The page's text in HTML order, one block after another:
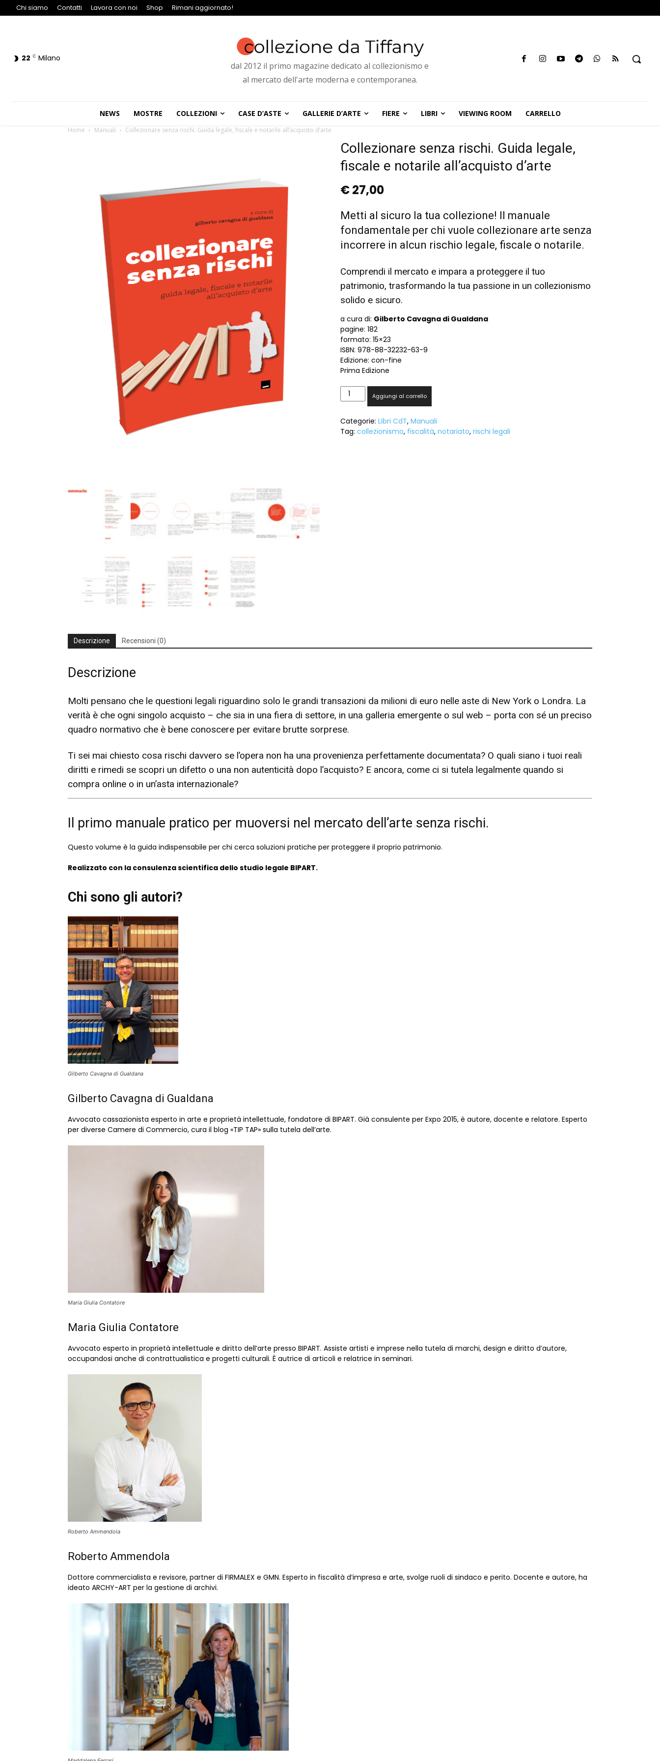
Chi siamo Contatti Lavora con noi Shop Rimani aggiornato!
22 C Milano
dal 2012 il primo magazine dedicato al collezionismo e
al mercato dell'arte moderna e contemporanea.
NEWS MOSTRE COLLEZIONI CASE D’ASTE GALLERIE D’ARTE FIERE LIBRI VIEWING ROOM CARRELLO
Home Manuali Collezionare senza rischi. Guida legale, fiscale e notarile all’acquisto d’arte
Collezionare senza rischi. Guida legale,
fiscale e notarile all’acquisto d’arte
€27,00
Metti al sicuro la tua collezione! Il manuale
fondamentale per chi vuole collezionare arte senza
incorrere in alcun rischio legale, fiscale o notarile.
Comprendi il mercato e impara a proteggere il tuo
patrimonio, trasformando la tua passione in un collezionismo
solido e sicuro.
a cura di: Gilberto Cavagna di Gualdana
pagine: 182
formato: 15×23
ISBN: 978-88-32232-63-9
Edizione: con-fine
Prima Edizione
Collezionare
senza
Guida
legale,
Aggiungi al carrello
Categorie:Libri CdT,Manuali
Tag:collezionismo, fiscalità,notariato,rischi legali
Descrizione Recensioni (0)
Descrizione
Molti pensano che le questioni legali riguardino solo le grandi transazioni da milioni di euro nelle aste di New York o Londra. La
verità è che ogni singolo acquisto – che sia in una fiera di settore, in una galleria emergente o sul web – porta con sé un preciso
quadro normativo che è bene conoscere per evitare brutte sorprese.
Ti sei mai chiesto cosa rischi davvero se l’opera non ha una provenienza perfettamente documentata? O quali siano i tuoi reali
diritti e rimedi se scopri un difetto o una non autenticità dopo l’acquisto? E ancora, come ci si tutela legalmente quando si
compra online o in un’asta internazionale?
Il primo manuale pratico per muoversi nel mercato dell’arte senza rischi.
Questo volume è la guida indispensabile per chi cerca soluzioni pratiche per proteggere il proprio patrimonio.
Realizzato con la consulenza scientifica dello studio legale BIPART.
Chi sono gli autori?
Gilberto Cavagna di Gualdana
Gilberto Cavagna di Gualdana
Avvocato cassazionista esperto in arte e proprietà intellettuale, fondatore di BIPART. Già consulente per Expo 2015, è autore, docente e relatore. Esperto
per diverse Camere di Commercio, cura il blog «TIP TAP» sulla tutela dell’arte.
Maria Giulia Contatore
Maria Giulia Contatore
Avvocato esperto in proprietà intellettuale e diritto dell’arte presso BIPART. Assiste artisti e imprese nella tutela di marchi, design e diritto d’autore,
occupandosi anche di contrattualistica e progetti culturali. È autrice di articoli e relatrice in seminari.
Roberto Ammendola
Roberto Ammendola
Dottore commercialista e revisore, partner di FIRMALEX e GMN. Esperto in fiscalità d’impresa e arte, svolge ruoli di sindaco e perito. Docente e autore, ha
ideato ARCHY-ART per la gestione di archivi.